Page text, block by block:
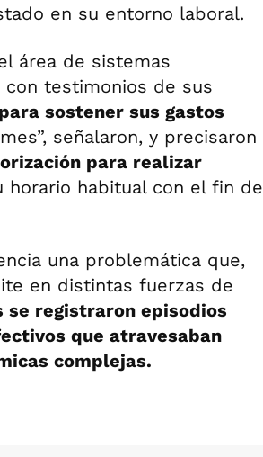
en su entorno laboral.
área de sistemas
con testimonios de sus
sostener sus gastos
señalaron, y precisaron
para realizar
habitual con el fin de
una problemática que,
en distintas fuerzas de
se registraron episodios
que atravesaban
complejas.